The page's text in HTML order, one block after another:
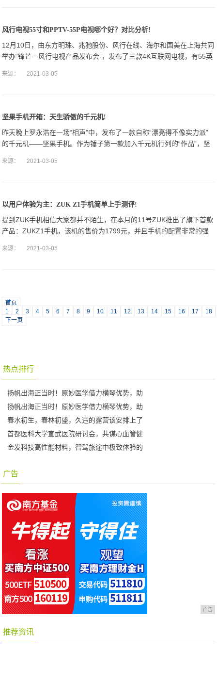
风行电视55寸和PPTV-55P电视哪个好？对比分析!
12月10日，由东方明珠、兆驰股份、风行在线、海尔和国美在上海共同
举办“锋芒—风行电视产品发布会”，发布了三款4K互联网电视，有55英
来源： 2021-03-05
坚果手机开箱：天生骄傲的千元机!
昨天晚上罗永浩在一场“相声”中，发布了一款自称“漂亮得不像实力派”
的千元机——坚果手机。作为锤子第一款加入千元机行列的“作品”，坚
手机配备
来源： 2021-03-05
以用户体验为主：ZUK Z1手机简单上手测评!
提到ZUK手机相信大家都并不陌生，在本月的11号ZUK推出了旗下首款
产品：ZUKZ1手机，该机的售价为1799元，并且手机的配置非常的强
产
来源： 2021-03-05
首页
1
2 3 4 5 6 7 8 9 10 11 12 13 14 15 16 17
18
下一页
热点排行
扬帆出海正当时！原妙医学借力横琴优势，助
扬帆出海正当时！原妙医学借力横琴优势，助
春水初生，春林初盛，久违的露营该安排上了
首都医科大学宣武医院研讨会，共谋心血管健
金发科技高性能材料，智驾旅途中极致体验的
广告
广告
推荐资讯